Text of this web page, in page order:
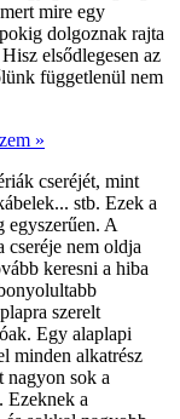
mire egy
dolgoznak rajta
elsődlegesen az
függetlenül nem
»
cseréjét, mint
stb. Ezek a
egyszerűen. A
cseréje nem oldja
keresni a hiba
szerelt
Egy alaplapi
minden alkatrész
nagyon sok a
Ezeknek a